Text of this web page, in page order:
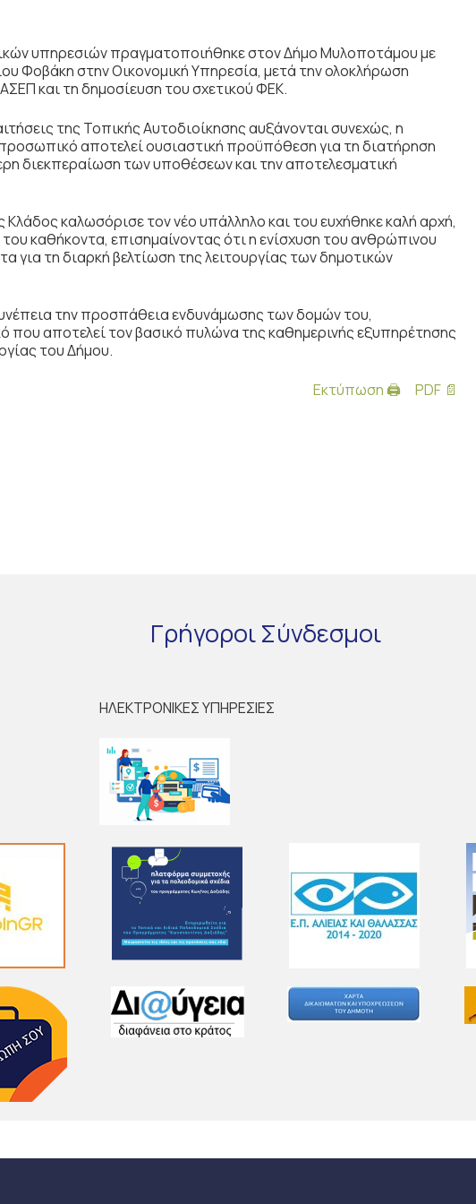
υπηρεσιών πραγματοποιήθηκε στον Δήμο Μυλοποτάμου με
ΦοβάκηστηνΟικονομική Υπηρεσία, μετά την ολοκλήρωση
και τη δημοσίευση του σχετικού ΦΕΚ.
της Τοπικής Αυτοδιοίκησης αυξάνονται συνεχώς, η
αποτελεί ουσιαστική προϋπόθεση για τη διατήρηση
διεκπεραίωση των υποθέσεων και την αποτελεσματική
Κλάδοςκαλωσόρισε τον νέο υπάλληλο και του ευχήθηκε καλή αρχή,
καθήκοντα, επισημαίνοντας ότι η ενίσχυση του ανθρώπινου
για τη διαρκή βελτίωση της λειτουργίας των δημοτικών
την προσπάθεια ενδυνάμωσης των δομών του,
που αποτελεί τον βασικό πυλώνα της καθημερινής εξυπηρέτησης
του Δήμου.
Εκτύπωση 🖨
PDF 📄
ΓρήγοροιΣύνδεσμοι
ΗΛΕΚΤΡΟΝΙΚΕΣ ΥΠΗΡΕΣΙΕΣ